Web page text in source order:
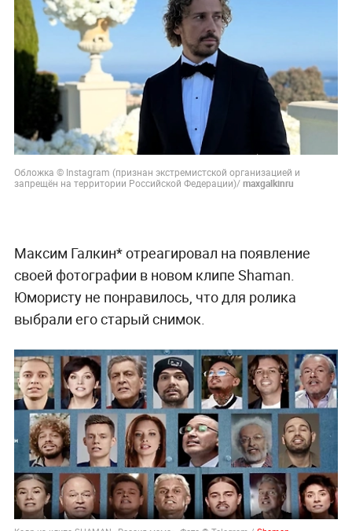
Обложка © Instagram (признан экстремистской организацией и
запрещён на территории Российской Федерации)/maxgalkinru
Максим Галкин* отреагировал на появление
своей фотографии в новом клипе Shaman.
Юмористу не понравилось, что для ролика
выбрали его старый снимок.